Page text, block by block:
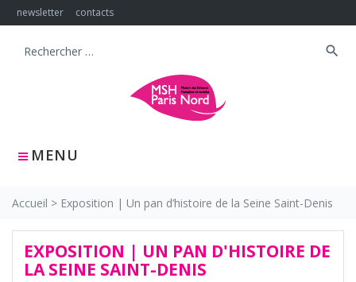
Skip
to
newsletter contacts
MENU
Search
search
Accueil > Exposition | Un pan d’histoire de la Seine Saint-Denis
EXPOSITION | UN PAN D'HISTOIRE DE
LA SEINE SAINT-DENIS